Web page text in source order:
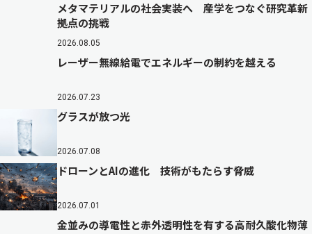
メタマテリアルの社会実装へ 産学をつなぐ研究革新
拠点の挑戦
2026.08.05
レーザー無線給電でエネルギーの制約を越える
2026.07.23
グラスが放つ光
2026.07.08
ドローンとAIの進化 技術がもたらす脅威
2026.07.01
金並みの導電性と赤外透明性を有する高耐久酸化物薄